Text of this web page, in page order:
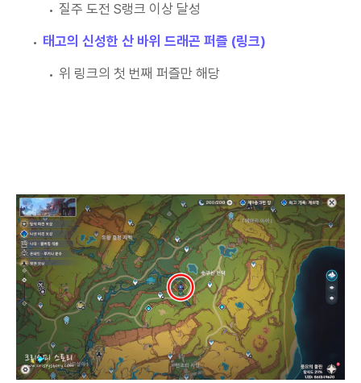
질주 도전 S랭크 이상 달성
태고의 신성한 산 바위 드래곤 퍼즐 (링크)
위 링크의 첫 번째 퍼즐만 해당